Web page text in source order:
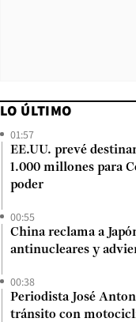
LO ÚLTIMO
01:57
EE.UU. prevé
1.000 millones para
poder
00:55
China reclama a
antinucleares y
00:38
Periodista José
tránsito con